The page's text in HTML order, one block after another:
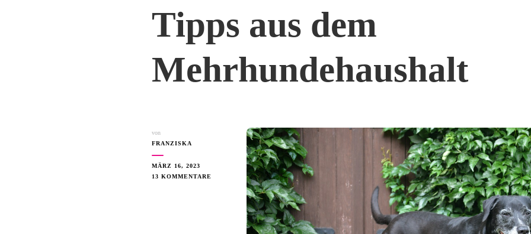
Tipps aus dem
Mehrhundehaushalt
von
FRANZISKA
MÄRZ 16, 2023
13 KOMMENTARE